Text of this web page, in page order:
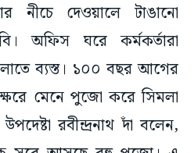
নীচে দেওয়ালে টাঙানো
অফিস ঘরে কর্মকর্তারা
ব্যস্ত। ১০০ বছর আগের
মেনে পুজো করে সিমলা
রবীন্দ্রনাথ দাঁ বলেন,